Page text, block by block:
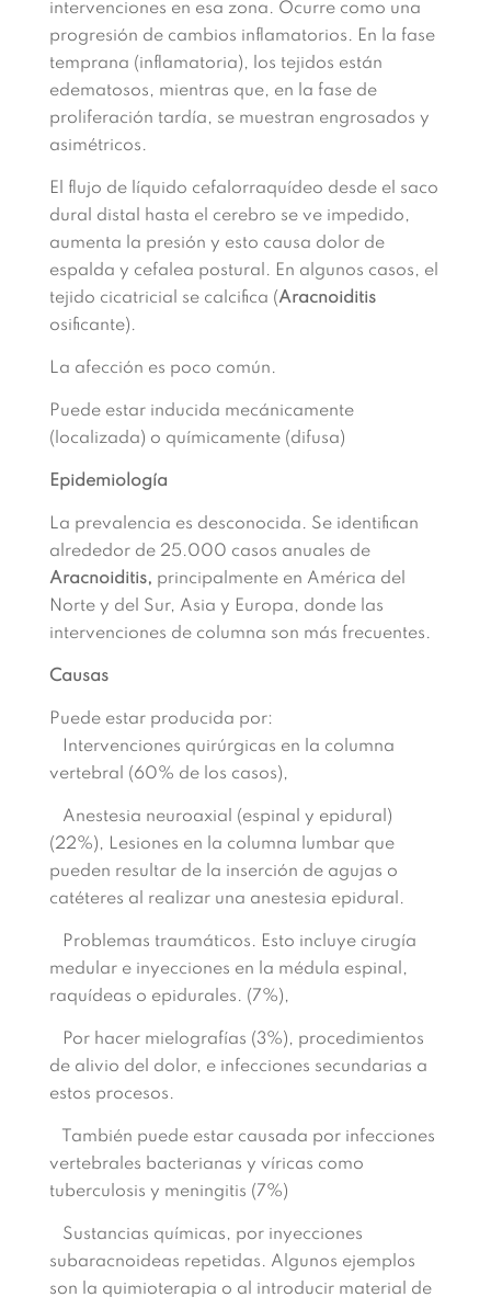
intervenciones en esa zona. Ocurre como una
progresión de cambios inflamatorios. En la fase
temprana (inflamatoria), los tejidos están
edematosos, mientras que, en la fase de
proliferación tardía, se muestran engrosados y
asimétricos.
El flujo de líquido cefalorraquídeo desde el saco
dural distal hasta el cerebro se ve impedido,
aumenta la presión y esto causa dolor de
espalda y cefalea postural. En algunos casos, el
tejido cicatricial se calcifica (Aracnoiditis
osificante).
La afección es poco común.
Puede estar inducida mecánicamente
(localizada) o químicamente (difusa)
Epidemiología
La prevalencia es desconocida. Se identifican
alrededor de 25.000 casos anuales de
Aracnoiditis, principalmente en América del
Norte y del Sur, Asia y Europa, donde las
intervenciones de columna son más frecuentes.
Causas
Puede estar producida por:
Intervenciones quirúrgicas en la columna
vertebral (60% de los casos),
Anestesia neuroaxial (espinal y epidural)
(22%), Lesiones en la columna lumbar que
pueden resultar de la inserción de agujas o
catéteres al realizar una anestesia epidural.
Problemas traumáticos. Esto incluye cirugía
medular e inyecciones en la médula espinal,
raquídeas o epidurales. (7%),
Por hacer mielografías (3%), procedimientos
de alivio del dolor, e infecciones secundarias a
estos procesos.
También puede estar causada por infecciones
vertebrales bacterianas y víricas como
tuberculosis y meningitis (7%)
Sustancias químicas, por inyecciones
subaracnoideas repetidas. Algunos ejemplos
son la quimioterapia o al introducir material de